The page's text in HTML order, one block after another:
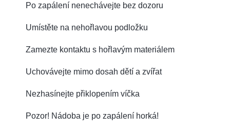
Po zapálení nenechávejte bez dozoru
Umístěte na nehořlavou podložku
Zamezte kontaktu s hořlavým materiálem
Uchovávejte mimo dosah dětí a zvířat
Nezhasínejte přiklopením víčka
Pozor! Nádoba je po zapálení horká!